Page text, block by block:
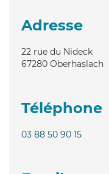
Adresse
22 rue du Nideck
67280 Oberhaslach
Téléphone
03 88 50 90 15